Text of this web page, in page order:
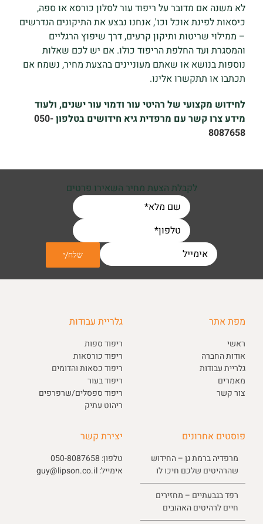
לא משנה אם מדובר על ריפוד עור לסלון כורסא או ספה,
כיסאות לפינת אוכל וכו', אנחנו נבצע את התיקונים הנדרשים
– ממילוי שריטות ותיקון קרעים, דרך שיפוץ הרגליים
והמסגרת ועד החלפת הריפוד כולו. אם יש לכם שאלות
נוספות בנושא או שאתם מעוניינים בהצעת מחיר, נשמח אם
תכתבו או תתקשרו אלינו.
לחידוש מקצועי של רהיטי עור ודמוי עור ישנים, ולעוד
מידע צרו קשר עם מרפדית גיא חידושים בטלפון050-
8087658
לקבלת הצעת מחיר השאירו פרטים
מפת אתר
ראשי
אודות החברה
גלריית עבודות
מאמרים
צור קשר
גלריית עבודות
ריפוד ספות
ריפוד כורסאות
ריפוד כסאות והדומים
ריפוד בעור
ריפוד ספסלים/שרפרפים
ריהוט עתיק
פוסטים אחרונים
מרפדיה ברמת גן – החידוש
שהרהיטים שלכם חיכו לו
רפד בגבעתיים – מחזירים
חיים לרהיטים האהובים
יצירת קשר
טלפון: 050-8087658
אימייל:guy@lipson.co.il